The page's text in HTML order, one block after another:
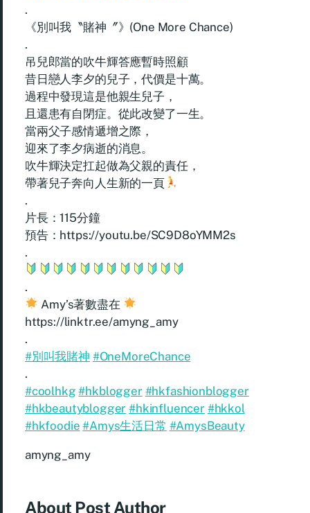
.
《別叫我〝賭神〞》(One More Chance)
.
吊兒郎當的吹牛輝答應暫時照顧
昔日戀人李夕的兒子，代價是十萬。
過程中發現這是他親生兒子，
且還患有自閉症。從此改變了一生。
當兩父子感情遞增之際，
迎來了李夕病逝的消息。
吹牛輝決定扛起做為父親的責任，
帶著兒子奔向人生新的一頁
.
片長：115分鐘
預告：https://youtu.be/SC9D8oYMM2s
.
.
Amy’s著數盡在
https://linktr.ee/amyng_amy
.
#別叫我賭神 #OneMoreChance
.
#coolhkg #hkblogger #hkfashionblogger
#hkbeautyblogger #hkinfluencer #hkkol
#hkfoodie #Amys生活日常 #AmysBeauty
amyng_amy
About Post Author